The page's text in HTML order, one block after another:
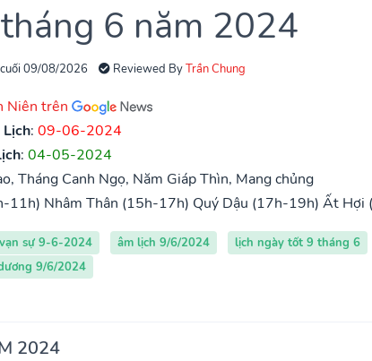
6 năm 2024
09/08/2026 Reviewed ByTrần Chung
Niên trên
Lịch: 09-06-2024
: 04-05-2024
Tháng Canh Ngọ, Năm Giáp Thìn, Mang chủng
11h) Nhâm Thân (15h-17h) Quý Dậu (17h-19h) Ất Hợi
sự 9-6-2024 âm lịch 9/6/2024
lịch ngày tốt 9 tháng 6
9/6/2024
2024